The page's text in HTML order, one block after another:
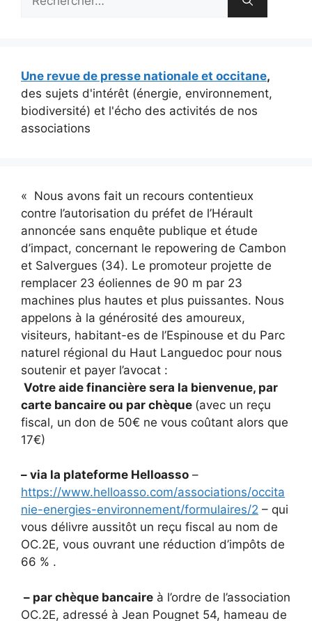
Une revue de presse nationale et occitane,
des sujets d'intérêt (énergie, environnement,
biodiversité) et l'écho des activités de nos
associations
« Nous avons fait un recours contentieux
contre l’autorisation du préfet de l’Hérault
annoncée sans enquête publique et étude
d’impact, concernant le repowering de Cambon
et Salvergues (34). Le promoteur projette de
remplacer 23 éoliennes de 90 m par 23
machines plus hautes et plus puissantes. Nous
appelons à la générosité des amoureux,
visiteurs, habitant-es de l’Espinouse et du Parc
naturel régional du Haut Languedoc pour nous
soutenir et payer l’avocat :
Votre aide financière sera la bienvenue, par
carte bancaire ou par chèque (avec un reçu
fiscal, un don de 50€ ne vous coûtant alors que
17€)
– via la plateforme Helloasso –
https://www.helloasso.com/associations/occita
nie-energies-environnement/formulaires/2 – qui
vous délivre aussitôt un reçu fiscal au nom de
OC.2E, vous ouvrant une réduction d’impôts de
66 % .
– par chèque bancaire à l’ordre de l’association
OC.2E, adressé à Jean Pougnet 54, hameau de